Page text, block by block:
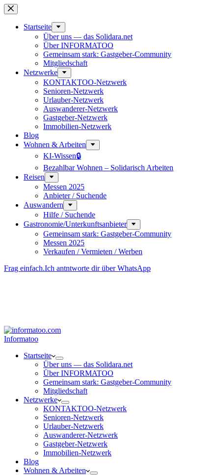
Zum
Inhalt
springenStart­seite
Über uns — das Solidara.net
Über INFORMATOO
Gemeinsam stark: Gastgeber-Community
Mitglied­schaft
Netzwerke
KONTAKTOO-Netzwerk
Senioren-Netzwerk
Urlauber-Netzwerk
Auswan­derer-Netzwerk
Gastgeber-Netzwerk
Immobilien-Netzwerk
Blog
Wohnen & Arbeiten
KI-Wissen🔒
Bezahlbar Wohnen – Solida­risch Arbeiten
Reisen
Messen 2025
Anbieter / Suchende
Auswandern
Hilfe / Suchende
Gastronomie/Unterkunftsanbieter
Gemeinsam stark: Gastgeber-Community
Messen 2025
Verkaufen / Vermieten / Werben
Frag einfach.Ich antntworte dir über WhatsApp
Informatoo
Start­seite
Über uns — das Solidara.net
Über INFORMATOO
Gemeinsam stark: Gastgeber-Community
Mitglied­schaft
Netzwerke
KONTAKTOO-Netzwerk
Senioren-Netzwerk
Urlauber-Netzwerk
Auswan­derer-Netzwerk
Gastgeber-Netzwerk
Immobilien-Netzwerk
Blog
Wohnen & Arbeiten